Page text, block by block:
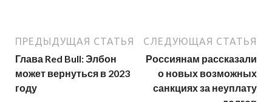
ПРЕДЫДУЩАЯ СТАТЬЯ
Глава Red Bull: Элбон
может вернуться в 2023
году
СЛЕДУЮЩАЯ СТАТЬЯ
Россиянам рассказали
о новых возможных
санкциях за неуплату